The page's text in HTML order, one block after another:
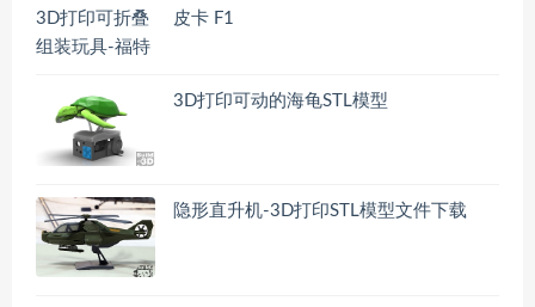
皮卡 F1
3D打印可动的海龟STL模型
隐形直升机-3D打印STL模型文件下载